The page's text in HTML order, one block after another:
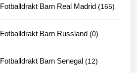
Fotballdrakt Barn Real Madrid 165165
Fotballdrakt Barn Russland 00
Fotballdrakt Barn Senegal 1212